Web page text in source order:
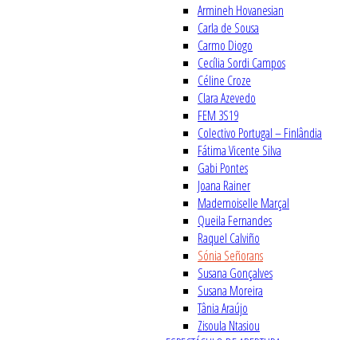
Armineh Hovanesian
Carla de Sousa
Carmo Diogo
Cecília Sordi Campos
Céline Croze
Clara Azevedo
FEM 3S19
Colectivo Portugal – Finlândia
Fátima Vicente Silva
Gabi Pontes
Joana Rainer
Mademoiselle Marçal
Queila Fernandes
Raquel Calviño
Sónia Señorans
Susana Gonçalves
Susana Moreira
Tânia Araújo
Zisoula Ntasiou